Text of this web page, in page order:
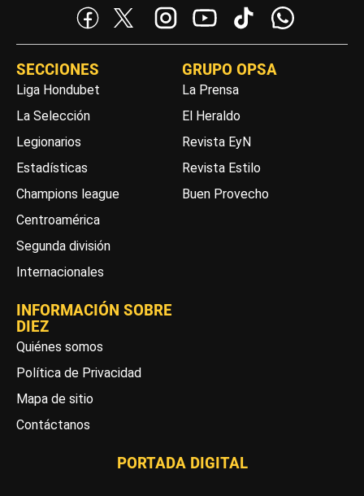
SECCIONES
Liga Hondubet
La Selección
Legionarios
Estadísticas
Champions league
Centroamérica
Segunda división
Internacionales
GRUPO OPSA
La Prensa
El Heraldo
Revista EyN
Revista Estilo
Buen Provecho
INFORMACIÓN SOBRE
DIEZ
Quiénes somos
Política de Privacidad
Mapa de sitio
Contáctanos
PORTADA DIGITAL